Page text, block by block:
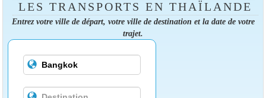
LES TRANSPORTS EN THAÏLANDE
Entrez votre ville de départ, votre ville de destination et la date de votre
trajet.